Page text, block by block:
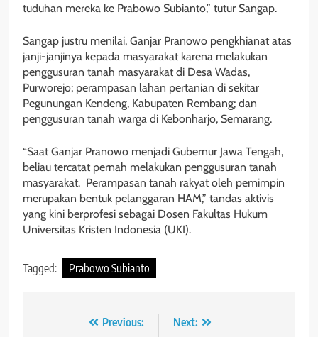
tuduhan mereka ke Prabowo Subianto,” tutur Sangap.
Sangap justru menilai, Ganjar Pranowo pengkhianat atas
janji-janjinya kepada masyarakat karena melakukan
penggusuran tanah masyarakat di Desa Wadas,
Purworejo; perampasan lahan pertanian di sekitar
Pegunungan Kendeng, Kabupaten Rembang; dan
penggusuran tanah warga di Kebonharjo, Semarang.
“Saat Ganjar Pranowo menjadi Gubernur Jawa Tengah,
beliau tercatat pernah melakukan penggusuran tanah
masyarakat. Perampasan tanah rakyat oleh pemimpin
merupakan bentuk pelanggaran HAM,” tandas aktivis
yang kini berprofesi sebagai Dosen Fakultas Hukum
Universitas Kristen Indonesia (UKI).
Tagged: Prabowo Subianto
Navigasi Previous:
Next: